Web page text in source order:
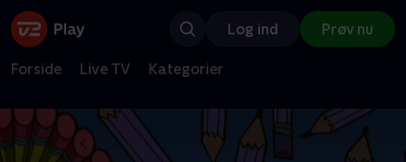
Log ind Prøv nu
Forside Live TV Kategorier